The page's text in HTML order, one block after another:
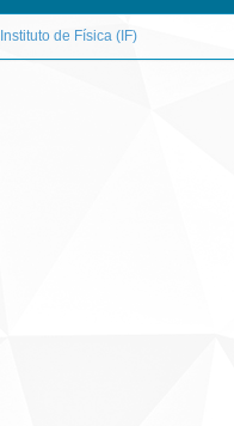
Instituto de Física (IF)